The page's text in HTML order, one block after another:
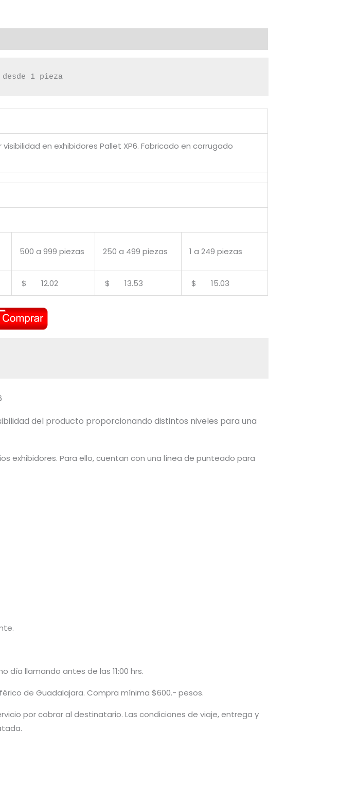
desde 1 pieza
en exhibidores Pallet XP6. Fabricado en corrugado
500 a 999 piezas 250 a 499 piezas 1 a 249 piezas
$ 12.02 $ 13.53 $ 15.03
del producto proporcionando distintos niveles para una
exhibidores. Para ello, cuentan con una línea de punteado para
día llamando antes de las 11:00 hrs.
de Guadalajara. Compra mínima $600.- pesos.
por cobrar al destinatario. Las condiciones de viaje, entrega y